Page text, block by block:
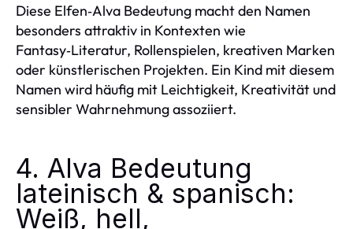
Diese Elfen‑Alva Bedeutung macht den Namen
besonders attraktiv in Kontexten wie
Fantasy‑Literatur, Rollenspielen, kreativen Marken
oder künstlerischen Projekten. Ein Kind mit diesem
Namen wird häufig mit Leichtigkeit, Kreativität und
sensibler Wahrnehmung assoziiert.
4. Alva Bedeutung
lateinisch & spanisch:
Weiß, hell,